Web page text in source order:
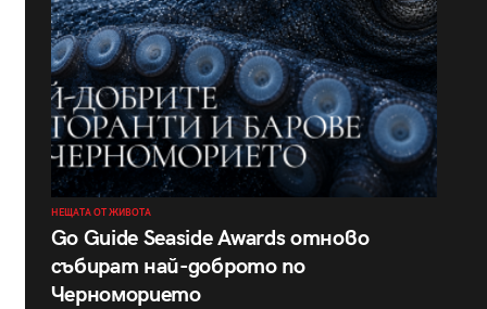
НЕЩАТА ОТ ЖИВОТА
Go Guide Seaside Awards отново
събират най-доброто по
Черноморието